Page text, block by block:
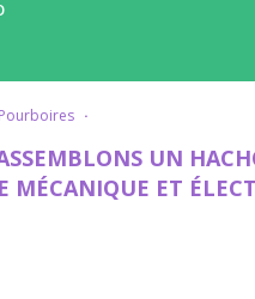
pourboires ·
UN
MÉCANIQUE ET